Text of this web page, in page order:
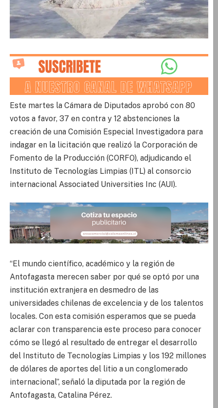
Este martes la Cámara de Diputados aprobó con 80
votos a favor, 37 en contra y 12 abstenciones la
creación de una Comisión Especial Investigadora para
indagar en la licitación que realizó la Corporación de
Fomento de la Producción (CORFO), adjudicando el
Instituto de Tecnologías Limpias (ITL) al consorcio
internacional Associated Universities Inc (AUI).
“El mundo científico, académico y la región de
Antofagasta merecen saber por qué se optó por una
institución extranjera en desmedro de las
universidades chilenas de excelencia y de los talentos
locales. Con esta comisión esperamos que se pueda
aclarar con transparencia este proceso para conocer
cómo se llegó al resultado de entregar el desarrollo
del Instituto de Tecnologías Limpias y los 192 millones
de dólares de aportes del litio a un conglomerado
internacional”, señaló la diputada por la región de
Antofagasta, Catalina Pérez.